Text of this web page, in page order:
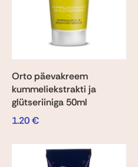
Orto päevakreem
kummeliekstrakti ja
glütseriiniga 50ml
1.20€